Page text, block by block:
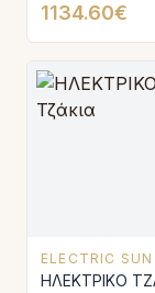
1134.60€
ELECTRIC SUN
ΗΛΕΚΤΡΙΚΟ